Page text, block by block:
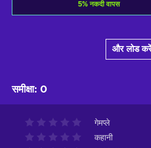
5% नकदी वापस
और लोड
समीक्षा: 0
गेमप्ले
कहानी